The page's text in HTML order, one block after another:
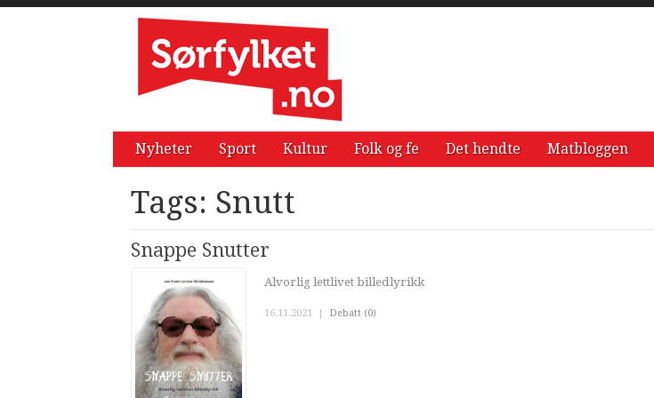
Nyheter Sport Kultur Folk og fe Det hendte Matbloggen
Tags: Snutt
Snappe Snutter
Alvorlig lettlivet billedlyrikk
16.11.2021 | Debatt (0)